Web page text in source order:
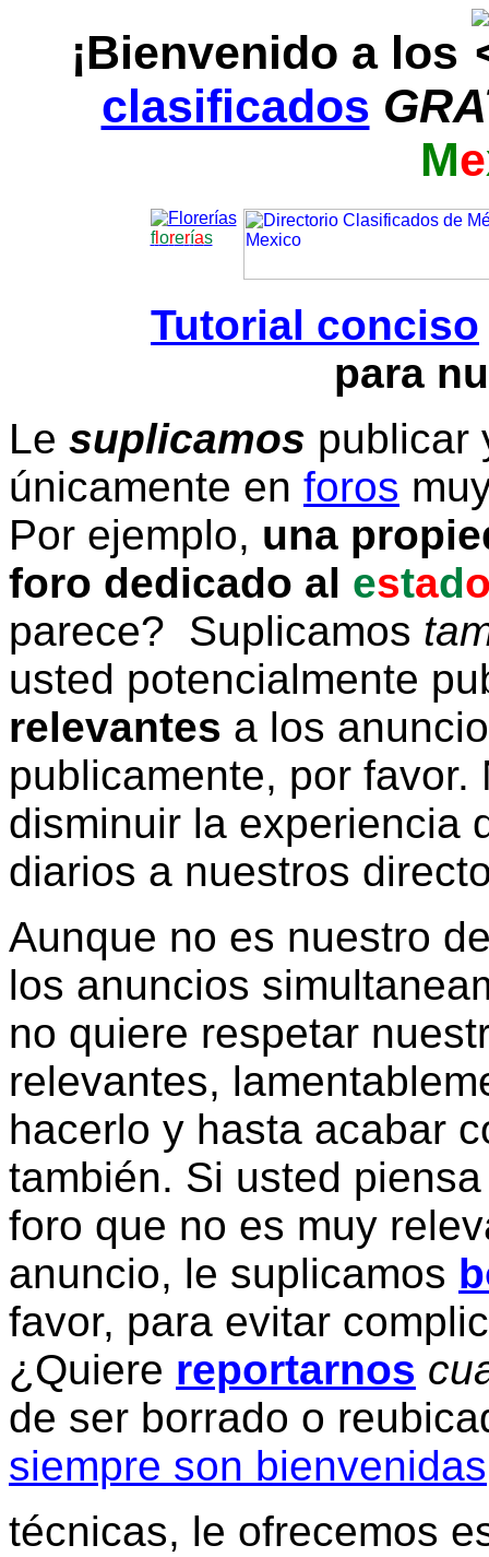
¡Bienvenido a los
clasificados
Me
florerías
Tutorial conciso
para
Le suplicamos publicar
únicamente en foros
Por ejemplo, una
foro dedicado al estad
parece? Suplicamos
usted potencialmente
relevantes a los
publicamente, por
disminuir la experiencia
diarios a nuestros
Aunque no es nuestro
los anuncios
no quiere respetar
relevantes,
hacerlo y hasta acabar
también. Si usted
foro que no es muy
anuncio, le suplicamos
favor, para evitar
¿Quiere reportarnos
de ser borrado o
siempre son bienvenidas
técnicas, le ofrecemos